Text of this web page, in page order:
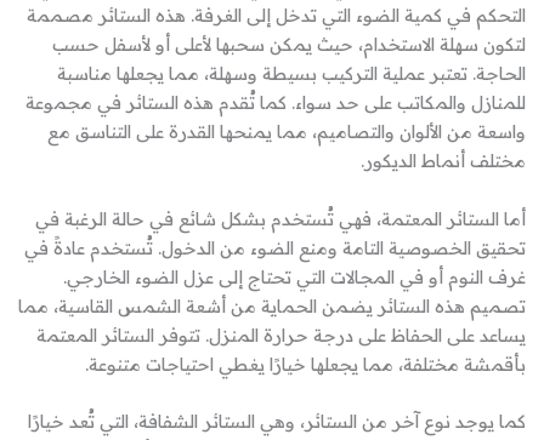
التحكم في كمية الضوء التي تدخل إلى الغرفة. هذه الستائر مصممة
لتكون سهلة الاستخدام، حيث يمكن سحبها لأعلى أو لأسفل حسب
الحاجة. تعتبر عملية التركيب بسيطة وسهلة، مما يجعلها مناسبة
للمنازل والمكاتب على حد سواء. كما تُقدم هذه الستائر في مجموعة
واسعة من الألوان والتصاميم، مما يمنحها القدرة على التناسق مع
مختلف أنماط الديكور.
أما الستائر المعتمة، فهي تُستخدم بشكل شائع في حالة الرغبة في
تحقيق الخصوصية التامة ومنع الضوء من الدخول. تُستخدم عادةً في
غرف النوم أو في المجالات التي تحتاج إلى عزل الضوء الخارجي.
تصميم هذه الستائر يضمن الحماية من أشعة الشمس القاسية، مما
يساعد على الحفاظ على درجة حرارة المنزل. تتوفر الستائر المعتمة
بأقمشة مختلفة، مما يجعلها خيارًا يغطي احتياجات متنوعة.
كما يوجد نوع آخر من الستائر، وهي الستائر الشفافة، التي تُعد خيارًا